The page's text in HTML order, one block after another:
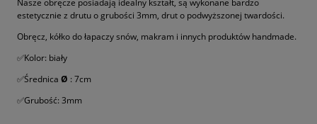
Nasze obręcze posiadają idealny kształt, są wykonane bardzo
estetycznie z drutu o grubości 3mm, drut o podwyższonej twardości.
Obręcz, kółko do łapaczy snów, makram i innych produktów handmade.
✅Kolor: biały
✅Średnica Ø : 7cm
✅Grubość: 3mm